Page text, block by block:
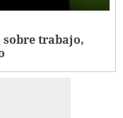
sobre trabajo,